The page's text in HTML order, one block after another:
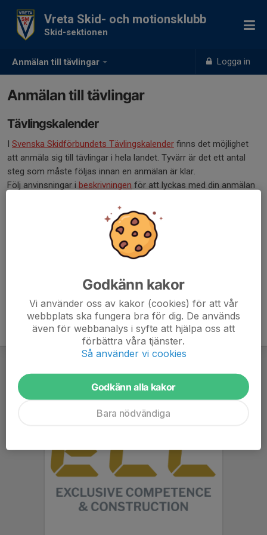
Anmälan till tävlingar Logga in
Vreta Skid- och motionsklubb
Skid-sektionen
Anmälan till tävlingar
Tävlingskalender
I Svenska Skidförbundets Tävlingskalender finns det möjlighet
att anmäla sig till tävlingar i hela landet. Tyvärr är det ett antal
steg som måste följas innan en anmälan är klar.
Följ anvinsningar i beskrivningen för att lyckas med din anmälan
Godkänn kakor
Vi använder oss av kakor (cookies) för att vår
webbplats ska fungera bra för dig. De används
även för webbanalys i syfte att hjälpa oss att
förbättra våra tjänster.
Så använder vi cookies
Godkänn alla kakor
Bara nödvändiga